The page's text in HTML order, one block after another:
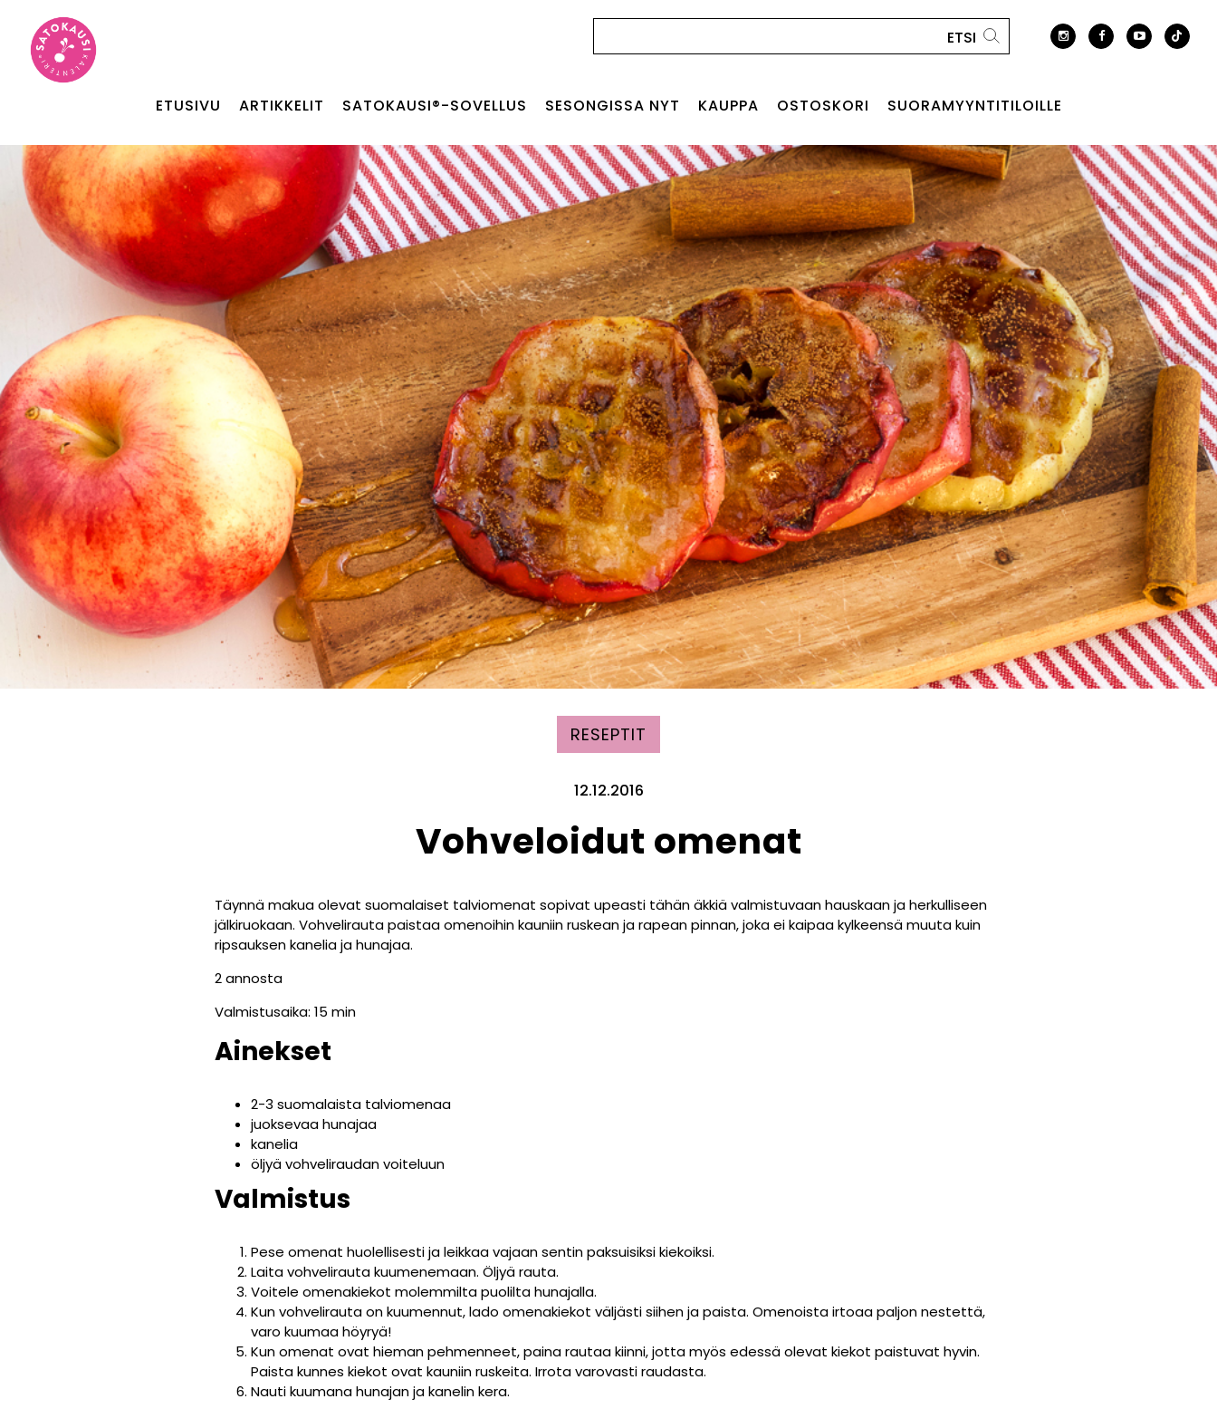
ETUSIVU ARTIKKELIT SATOKAUSI®-SOVELLUS SESONGISSA NYT KAUPPA OSTOSKORI SUORAMYYNTITILOILLE
RESEPTIT
12.12.2016
Vohveloidut omenat
Täynnä makua olevat suomalaiset talviomenat sopivat upeasti tähän äkkiä valmistuvaan hauskaan ja herkulliseen
jälkiruokaan. Vohvelirauta paistaa omenoihin kauniin ruskean ja rapean pinnan, joka ei kaipaa kylkeensä muuta kuin
ripsauksen kanelia ja hunajaa.
2 annosta
Valmistusaika: 15 min
Ainekset
2-3 suomalaista talviomenaa
juoksevaa hunajaa
kanelia
öljyä vohveliraudan voiteluun
Valmistus
Pese omenat huolellisesti ja leikkaa vajaan sentin paksuisiksi kiekoiksi.
Laita vohvelirauta kuumenemaan. Öljyä rauta.
Voitele omenakiekot molemmilta puolilta hunajalla.
Kun vohvelirauta on kuumennut, lado omenakiekot väljästi siihen ja paista. Omenoista irtoaa paljon nestettä,
varo kuumaa höyryä!
Kun omenat ovat hieman pehmenneet, paina rautaa kiinni, jotta myös edessä olevat kiekot paistuvat hyvin.
Paista kunnes kiekot ovat kauniin ruskeita. Irrota varovasti raudasta.
Nauti kuumana hunajan ja kanelin kera.